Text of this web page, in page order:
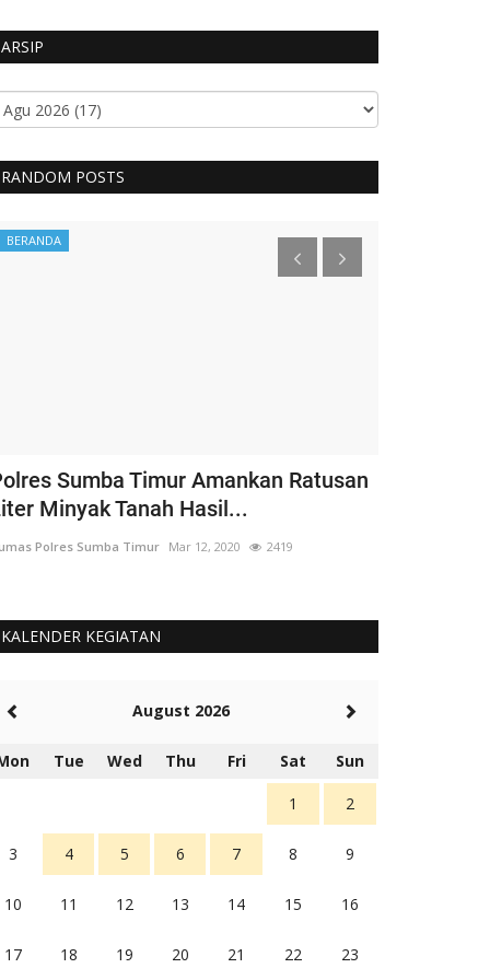
ARSIP
RANDOM POSTS
BERANDA
Sumba Timur Amankan Ratusan
Minyak Tanah Hasil...
Polres Sumba Timur Mar 12, 2020 2419
KALENDER KEGIATAN
August 2026
Tue Wed Thu Fri Sat Sun
1 2
3 4 5 6 7 8 9
10 11 12 13 14 15 16
17 18 19 20 21 22 23